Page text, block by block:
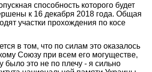
способность которого будет
к 16 декабря 2018 года. Общая
участки прохождения по косе
в том, что по силам это оказалось
Союзу при всем его могуществе,
это не по плечу - я сильно